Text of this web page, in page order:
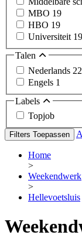
MBO 19
HBO 19
Universiteit 19
Talen
Nederlands 22
Engels 1
Labels
Topjob
Filters Toepassen
Home
>
Weekendwerk
>
Hellevoetsluis